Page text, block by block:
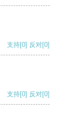
支持[0] 反对[0]
支持[0] 反对[0]